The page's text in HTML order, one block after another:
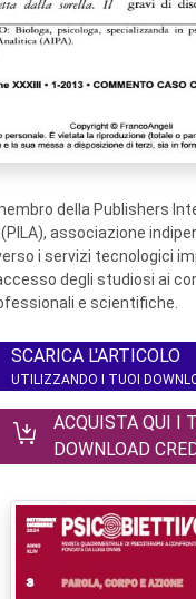
della Publishers
associazione
i servizi tecnologici
degli studiosi ai
e scientifiche.
SCARICA L'ARTICOLO
UTILIZZANDO I TUOI
ACQUISTA QUI I
DOWNLOAD